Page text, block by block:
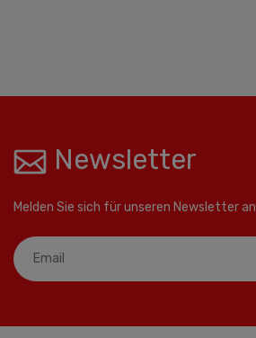
Newsletter
Melden Sie sich für unseren Newsletter an